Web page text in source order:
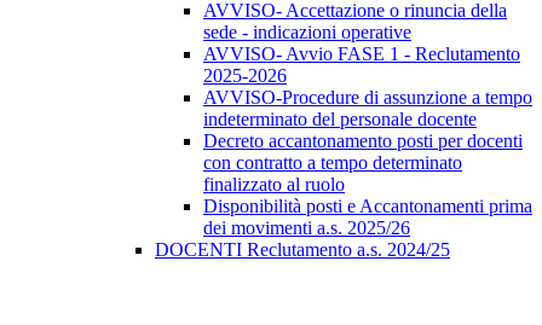
AVVISO- Accettazione o rinuncia della
sede - indicazioni operative
AVVISO- Avvio FASE 1 - Reclutamento
2025-2026
AVVISO-Procedure di assunzione a tempo
indeterminato del personale docente
Decreto accantonamento posti per docenti
con contratto a tempo determinato
finalizzato al ruolo
Disponibilità posti e Accantonamenti prima
dei movimenti a.s. 2025/26
DOCENTI Reclutamento a.s. 2024/25